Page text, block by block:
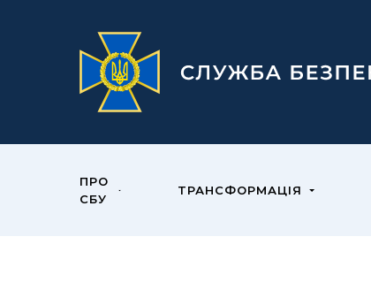
ПРО
СБУ
ТРАНСФОРМАЦІЯ